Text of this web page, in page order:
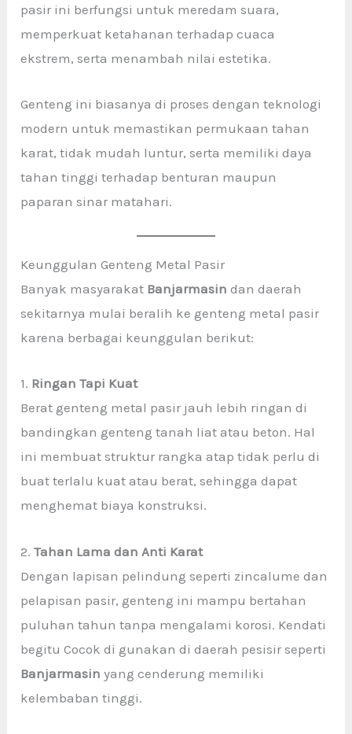
pasir ini berfungsi untuk meredam suara,
memperkuat ketahanan terhadap cuaca
ekstrem, serta menambah nilai estetika.
Genteng ini biasanya di proses dengan teknologi
modern untuk memastikan permukaan tahan
karat, tidak mudah luntur, serta memiliki daya
tahan tinggi terhadap benturan maupun
paparan sinar matahari.
Keunggulan Genteng Metal Pasir
Banyak masyarakat Banjarmasin dan daerah
sekitarnya mulai beralih ke genteng metal pasir
karena berbagai keunggulan berikut:
1. Ringan Tapi Kuat
Berat genteng metal pasir jauh lebih ringan di
bandingkan genteng tanah liat atau beton. Hal
ini membuat struktur rangka atap tidak perlu di
buat terlalu kuat atau berat, sehingga dapat
menghemat biaya konstruksi.
2.Tahan Lama dan Anti Karat
Dengan lapisan pelindung seperti zincalume dan
pelapisan pasir, genteng ini mampu bertahan
puluhan tahun tanpa mengalami korosi. Kendati
begitu Cocok di gunakan di daerah pesisir seperti
Banjarmasin yang cenderung memiliki
kelembaban tinggi.